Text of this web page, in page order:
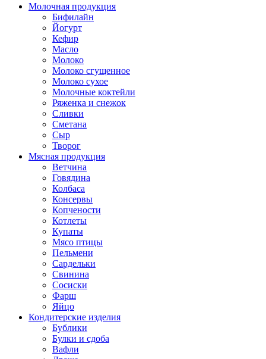
Молочная продукция
Бифилайн
Йогурт
Кефир
Масло
Молоко
Молоко сгущенное
Молоко сухое
Молочные коктейли
Ряженка и снежок
Сливки
Сметана
Сыр
Творог
Мясная продукция
Ветчина
Говядина
Колбаса
Консервы
Копчености
Котлеты
Купаты
Мясо птицы
Пельмени
Сардельки
Свинина
Сосиски
Фарш
Яйцо
Кондитерские изделия
Бублики
Булки и сдоба
Вафли